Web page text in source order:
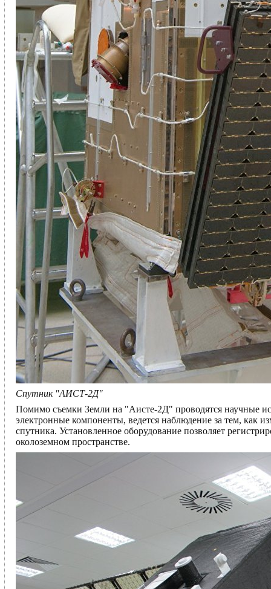
Спутник "АИСТ-2Д"
Помимо съемки Земли на "Аисте-2Д" проводятся научные
электронные компоненты, ведется наблюдение за тем, как
спутника. Установленное оборудование позволяет
околоземном пространстве.